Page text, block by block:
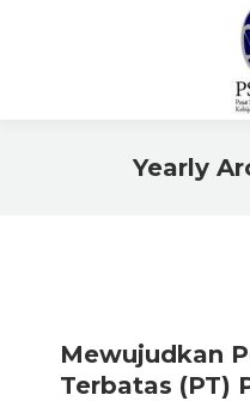
Yearly
Mewujudkan
Terbatas (PT)